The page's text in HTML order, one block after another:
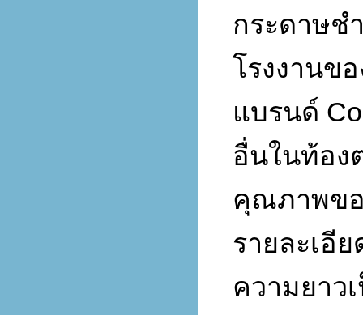
กระดาษช
โรงงานข
แบรนด์
อื่นในท้อง
คุณภาพขอ
รายละเอี
ความยาว